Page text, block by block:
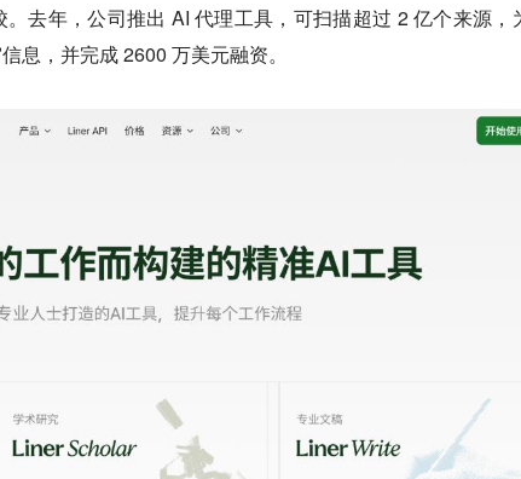
去年，公司推出 AI 代理工具，可扫描超过 2 亿个来源，
息，并完成 2600 万美元融资。